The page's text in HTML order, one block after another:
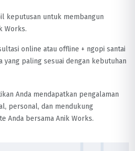
keputusan untuk membangun
Works.
online atau offline + ngopi santai
yang paling sesuai dengan kebutuhan
Anda mendapatkan pengalaman
personal, dan mendukung
Anda bersama Anik Works.